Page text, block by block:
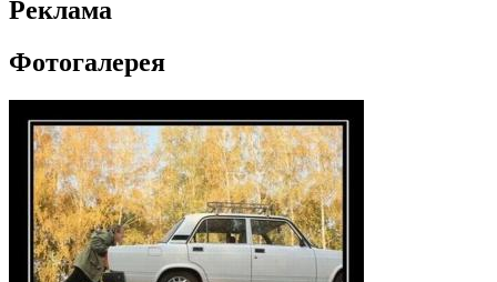
Реклама
Фотогалерея